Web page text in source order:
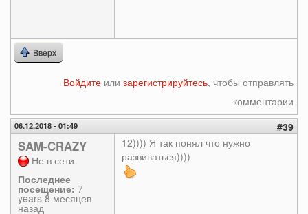
Вверх
Войдите или зарегистрируйтесь, чтобы отправлять
комментарии
06.12.2018 - 01:49 #39
SAM-CRAZY
Не в сети
Последнее
посещение: 7
years 8 месяцев
назад
12)))) Я так понял что нужно
развиваться))))